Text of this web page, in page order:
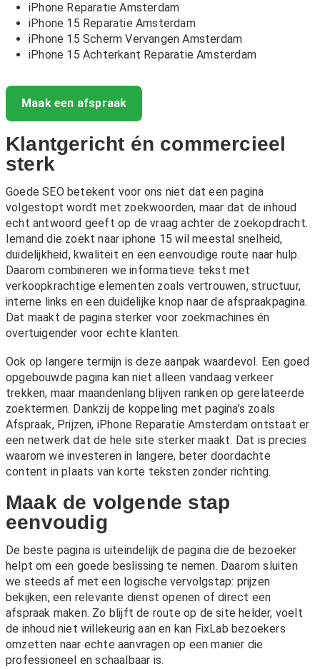
iPhone Reparatie Amsterdam
iPhone 15 Reparatie Amsterdam
iPhone 15 Scherm Vervangen Amsterdam
iPhone 15 Achterkant Reparatie Amsterdam
Maak een afspraak
Klantgericht én commercieel
sterk
Goede SEO betekent voor ons niet dat een pagina
volgestopt wordt met zoekwoorden, maar dat de inhoud
echt antwoord geeft op de vraag achter de zoekopdracht.
Iemand die zoekt naar iphone 15 wil meestal snelheid,
duidelijkheid, kwaliteit en een eenvoudige route naar hulp.
Daarom combineren we informatieve tekst met
verkoopkrachtige elementen zoals vertrouwen, structuur,
interne links en een duidelijke knop naar de afspraakpagina.
Dat maakt de pagina sterker voor zoekmachines én
overtuigender voor echte klanten.
Ook op langere termijn is deze aanpak waardevol. Een goed
opgebouwde pagina kan niet alleen vandaag verkeer
trekken, maar maandenlang blijven ranken op gerelateerde
zoektermen. Dankzij de koppeling met pagina’s zoals
Afspraak, Prijzen, iPhone Reparatie Amsterdam ontstaat er
een netwerk dat de hele site sterker maakt. Dat is precies
waarom we investeren in langere, beter doordachte
content in plaats van korte teksten zonder richting.
Maak de volgende stap
eenvoudig
De beste pagina is uiteindelijk de pagina die de bezoeker
helpt om een goede beslissing te nemen. Daarom sluiten
we steeds af met een logische vervolgstap: prijzen
bekijken, een relevante dienst openen of direct een
afspraak maken. Zo blijft de route op de site helder, voelt
de inhoud niet willekeurig aan en kan FixLab bezoekers
omzetten naar echte aanvragen op een manier die
professioneel en schaalbaar is.